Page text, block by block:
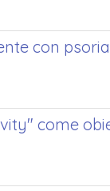
con
come